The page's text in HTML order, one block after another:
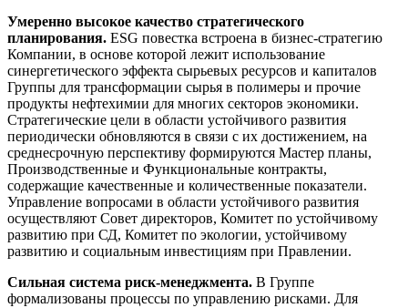
Умеренно высокое качество стратегического
планирования. ESG повестка встроена в бизнес-стратегию
Компании, в основе которой лежит использование
синергетического эффекта сырьевых ресурсов и капиталов
Группы для трансформации сырья в полимеры и прочие
продукты нефтехимии для многих секторов экономики.
Стратегические цели в области устойчивого развития
периодически обновляются в связи с их достижением, на
среднесрочную перспективу формируются Мастер планы,
Производственные и Функциональные контракты,
содержащие качественные и количественные показатели.
Управление вопросами в области устойчивого развития
осуществляют Совет директоров, Комитет по устойчивому
развитию при СД, Комитет по экологии, устойчивому
развитию и социальным инвестициям при Правлении.
Сильная система риск-менеджмента. В Группе
формализованы процессы по управлению рисками. Для